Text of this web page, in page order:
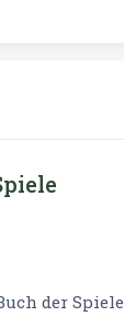
der Spiele